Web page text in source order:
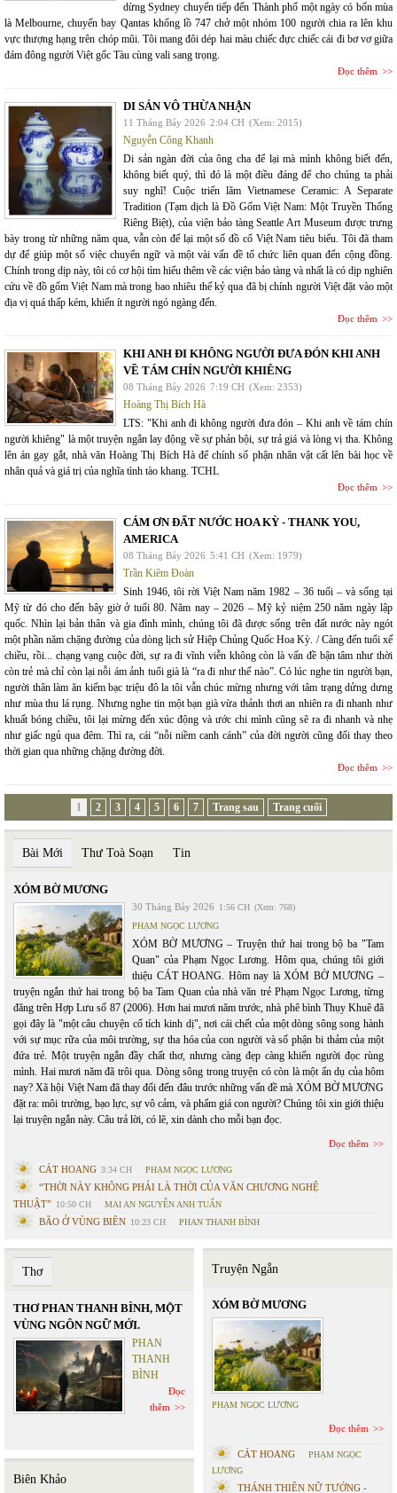
dừng Sydney chuyển tiếp đến Thành phố một ngày có bốn mùa
là Melbourne, chuyến bay Qantas khổng lồ 747 chở một nhóm 100 người chia ra lên khu
vực thượng hạng trên chóp mũi. Tôi mang đôi dép hai màu chiếc đực chiếc cái đi bơ vơ giữa
đám đông người Việt gốc Tàu cùng vali sang trọng.
Đọc thêm
DI SẢN VÔ THỪA NHẬN
11 Tháng Bảy 2026 2:04 CH (Xem: 2015)
Nguyễn Công Khanh
Di sản ngàn đời của ông cha để lại mà mình không biết đến,
không biết quý, thì đó là một điều đáng để cho chúng ta phải
suy nghĩ! Cuộc triển lãm Vietnamese Ceramic: A Separate
Tradition (Tạm dịch là Đồ Gốm Việt Nam: Một Truyền Thống
Riêng Biệt), của viện bảo tàng Seattle Art Museum được trưng
bày trong từ những năm qua, vẫn còn để lại một số đồ cổ Việt Nam tiêu biểu. Tôi đã tham
dự để giúp một số việc chuyển ngữ và một vài vấn đề tổ chức liên quan đến cộng đồng.
Chính trong dịp này, tôi có cơ hội tìm hiểu thêm về các viện bảo tàng và nhất là có dịp nghiên
cứu về đồ gốm Việt Nam mà trong bao nhiêu thế kỷ qua đã bị chính người Việt đặt vào một
địa vị quá thấp kém, khiến ít người ngó ngàng đến.
Đọc thêm
KHI ANH ĐI KHÔNG NGƯỜI ĐƯA ĐÓN KHI ANH
VỀ TÁM CHÍN NGƯỜI KHIÊNG
08 Tháng Bảy 2026 7:19 CH (Xem: 2353)
Hoàng Thị Bích Hà
LTS: "Khi anh đi không người đưa đón – Khi anh về tám chín
người khiêng" là một truyện ngắn lay động về sự phản bội, sự trả giá và lòng vị tha. Không
lên án gay gắt, nhà văn Hoàng Thị Bích Hà để chính số phận nhân vật cất lên bài học về
nhân quả và giá trị của nghĩa tình tào khang. TCHL
Đọc thêm
CÁM ƠN ĐẤT NƯỚC HOA KỲ - THANK YOU,
AMERICA
08 Tháng Bảy 2026 5:41 CH (Xem: 1979)
Trần Kiêm Đoàn
Sinh 1946, tôi rời Việt Nam năm 1982 – 36 tuổi – và sống tại
Mỹ từ đó cho đến bây giờ ở tuổi 80. Năm nay – 2026 – Mỹ kỷ niệm 250 năm ngày lập
quốc. Nhìn lại bản thân và gia đình mình, chúng tôi đã được sống trên đất nước này ngót
một phần năm chặng đường của dòng lịch sử Hiệp Chủng Quốc Hoa Kỳ. / Càng đến tuổi xế
chiều, rồi... chạng vạng cuộc đời, sự ra đi vĩnh viễn không còn là vấn đề bận tâm như thời
còn trẻ mà chỉ còn lại nỗi ám ảnh tuổi già là “ra đi như thế nào”. Có lúc nghe tin người bạn,
người thân làm ăn kiếm bạc triệu đô la tôi vẫn chúc mừng nhưng với tâm trạng dửng dưng
như mùa thu lá rụng. Nhưng nghe tin một bạn già vừa thảnh thơi an nhiên ra đi nhanh như
khuất bóng chiều, tôi lại mừng đến xúc động và ước chi mình cũng sẽ ra đi nhanh và nhẹ
như giấc ngủ qua đêm. Thì ra, cái “nỗi niềm canh cánh” của đời người cũng đổi thay theo
thời gian qua những chặng đường đời.
Đọc thêm
1 2 3 4 5 6 7 Trang sau Trang cuối
Bài Mới Thư Toà Soạn Tin
XÓM BỜ MƯƠNG
30 Tháng Bảy 2026 1:56 CH (Xem: 768)
PHẠM NGỌC LƯƠNG
XÓM BỜ MƯƠNG – Truyện thứ hai trong bộ ba "Tam
Quan" của Phạm Ngọc Lương. Hôm qua, chúng tôi giới
thiệu CÁT HOANG. Hôm nay là XÓM BỜ MƯƠNG –
truyện ngắn thứ hai trong bộ ba Tam Quan của nhà văn trẻ Phạm Ngọc Lương, từng
đăng trên Hợp Lưu số 87 (2006). Hơn hai mươi năm trước, nhà phê bình Thụy Khuê đã
gọi đây là "một câu chuyện cổ tích kinh dị", nơi cái chết của một dòng sông song hành
với sự mục rữa của môi trường, sự tha hóa của con người và số phận bi thảm của một
đứa trẻ. Một truyện ngắn đầy chất thơ, nhưng càng đẹp càng khiến người đọc rùng
mình. Hai mươi năm đã trôi qua. Dòng sông trong truyện có còn là một ẩn dụ của hôm
nay? Xã hội Việt Nam đã thay đổi đến đâu trước những vấn đề mà XÓM BỜ MƯƠNG
đặt ra: môi trường, bạo lực, sự vô cảm, và phẩm giá con người? Chúng tôi xin giới thiệu
lại truyện ngắn này. Câu trả lời, có lẽ, xin dành cho mỗi bạn đọc.
Đọc thêm
CÁT HOANG 3:34 CH PHẠM NGỌC LƯƠNG
“THỜI NÀY KHÔNG PHẢI LÀ THỜI CỦA VĂN CHƯƠNG NGHỆ
THUẬT” 10:50 CH MAI AN NGUYỄN ANH TUẤN
BÃO Ở VÙNG BIÊN 10:23 CH PHAN THANH BÌNH
Thơ
THƠ PHAN THANH BÌNH, MỘT
VÙNG NGÔN NGỮ MỚI.
PHAN
THANH
BÌNH
Đọc
thêm
Biên Khảo
Truyện Ngắn
XÓM BỜ MƯƠNG
PHẠM NGỌC LƯƠNG
Đọc thêm
CÁT HOANG
PHẠM NGỌC
LƯƠNG
THÁNH THIÊN NỮ TƯỚNG -